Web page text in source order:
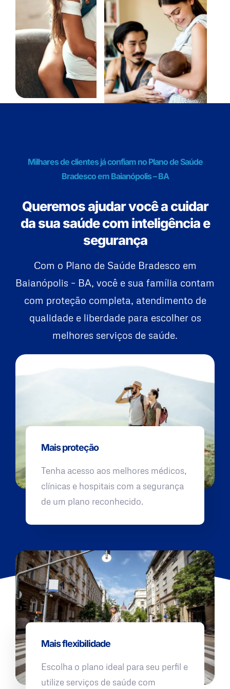
Milhares de clientes já confiam no Plano de Saúde
Bradesco em Baianópolis – BA
Queremos ajudar você a cuidar
da sua saúde com inteligência e
segurança
Com o Plano de Saúde Bradesco em
Baianópolis – BA, você e sua família contam
com proteção completa, atendimento de
qualidade e liberdade para escolher os
melhores serviços de saúde.
Mais proteção
Tenha acesso aos melhores médicos,
clínicas e hospitais com a segurança
de um plano reconhecido.
Mais flexibilidade
Escolha o plano ideal para seu perfil e
utilize serviços de saúde com